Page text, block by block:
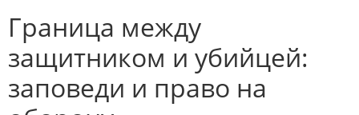
Граница между
защитником и убийцей:
заповеди и право на